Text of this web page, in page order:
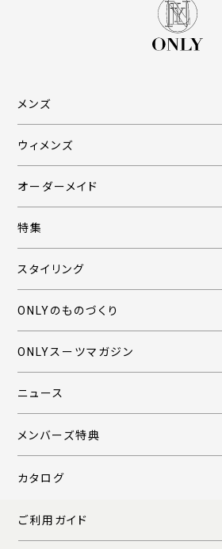
メンズ
ウィメンズ
オーダーメイド
特集
スタイリング
ONLYのものづくり
ONLYスーツマガジン
ニュース
メンバーズ特典
カタログ
ご利用ガイド